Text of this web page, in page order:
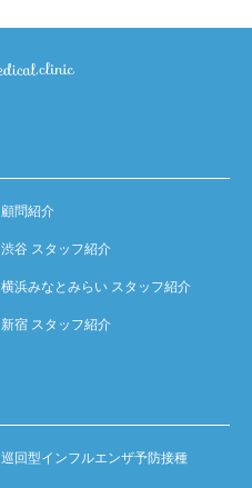
顧問紹介
渋谷 スタッフ紹介
横浜みなとみらい スタッフ紹介
新宿 スタッフ紹介
巡回型インフルエンザ予防接種